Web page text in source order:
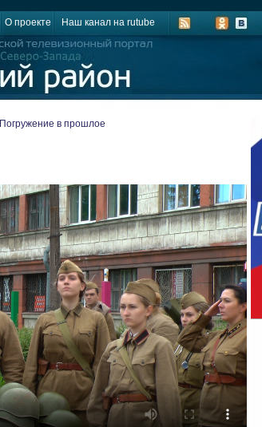
О проекте Наш канал на rutube
Погружение в прошлое